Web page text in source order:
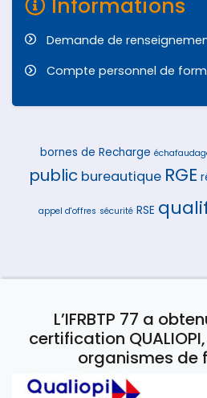
Informations
Demande de
Compte personnel de
bornes de Recharge
public bureautique RGE
appel d'offres sécurité RSE
L’IFRBTP 77 a
certification
organismes de